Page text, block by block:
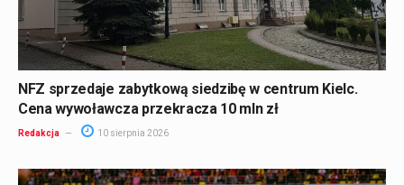
NFZ sprzedaje zabytkową siedzibę w centrum Kielc.
Cena wywoławcza przekracza 10 mln zł
Redakcja 10 sierpnia 2026